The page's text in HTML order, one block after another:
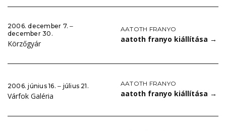
2006. december 7. ‒
december 30.
Körzőgyár
AATOTH FRANYO
aatoth franyo kiállítása →
2006. június 16. ‒ július 21.
Várfok Galéria
AATOTH FRANYO
aatoth franyo kiállítása →